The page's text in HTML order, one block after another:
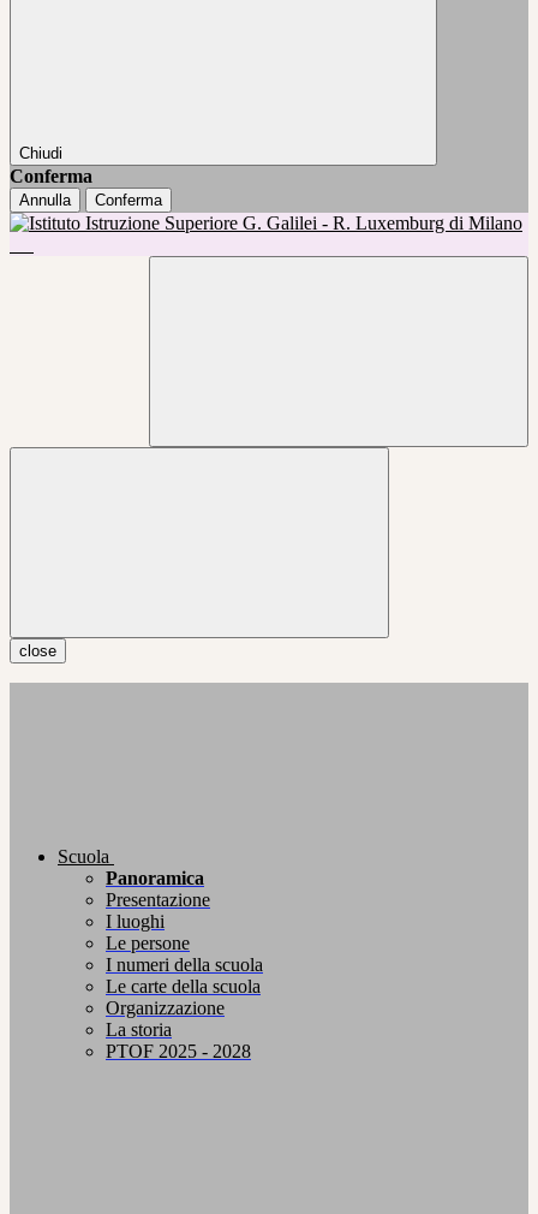
Chiudi
Conferma
Annulla Conferma
close
Scuola
Panoramica
Presentazione
I luoghi
Le persone
I numeri della scuola
Le carte della scuola
Organizzazione
La storia
PTOF 2025 - 2028